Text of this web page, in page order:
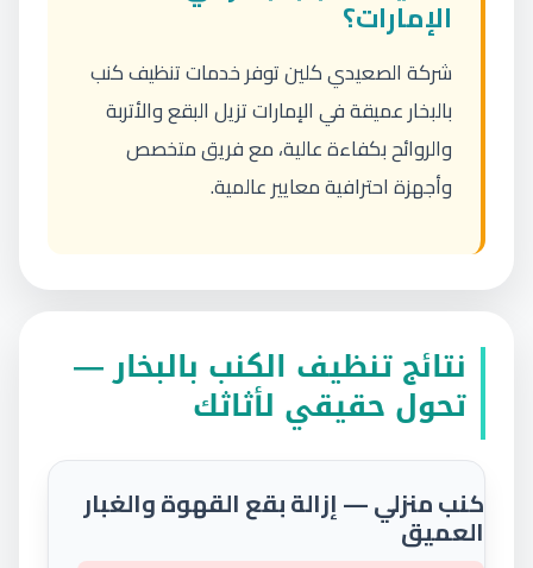
الإمارات؟
شركة الصعيدي كلين توفر خدمات تنظيف كنب
بالبخار عميقة في الإمارات تزيل البقع والأتربة
والروائح بكفاءة عالية، مع فريق متخصص
وأجهزة احترافية معايير عالمية.
نتائج تنظيف الكنب بالبخار —
تحول حقيقي لأثاثك
كنب منزلي — إزالة بقع القهوة والغبار
العميق